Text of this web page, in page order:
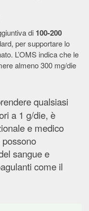
di 100-200
per supportare lo
L’OMS indica che le
almeno 300 mg/die
qualsiasi
a 1 g/die, è
e medico
sangue e
come il